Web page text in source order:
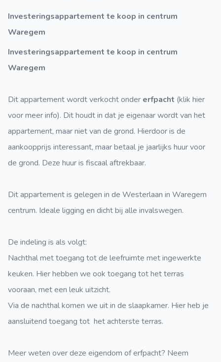
Investeringsappartement te koop in centrum
Waregem
Investeringsappartement te koop in centrum
Waregem
Dit appartement wordt verkocht onder erfpacht (klik hier
voor meer info). Dit houdt in dat je eigenaar wordt van het
appartement, maar niet van de grond. Hierdoor is de
aankoopprijs interessant, maar betaal je jaarlijks huur voor
de grond. Deze huur is fiscaal aftrekbaar.
Dit appartement is gelegen in de Westerlaan in Waregem
centrum. Ideale ligging en dicht bij alle invalswegen.
De indeling is als volgt:
Nachthal met toegang tot de leefruimte met ingewerkte
keuken. Hier hebben we ook toegang tot het terras
vooraan, met een leuk uitzicht.
Via de nachthal komen we uit in de slaapkamer. Hier heb je
aansluitend toegang tot het achterste terras.
Meer weten over deze eigendom of erfpacht? Neem